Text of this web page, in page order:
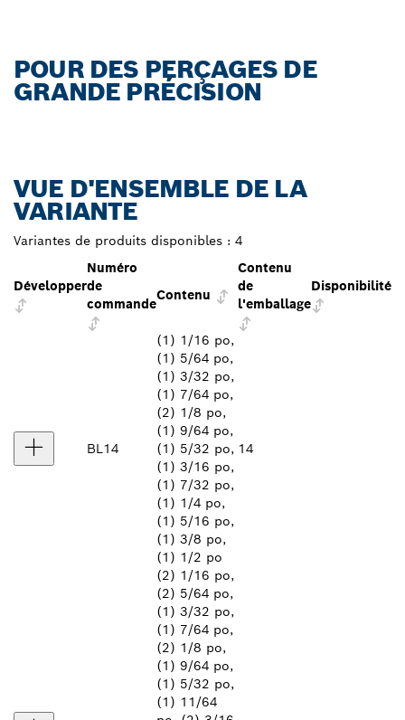
POUR DES PERÇAGES DE
GRANDE PRÉCISION
VUE D'ENSEMBLE DE LA
VARIANTE
Variantes de produits disponibles : 4
Développer
Numéro
de
commande
Contenu
Contenu
de
l'emballage
Disponibilité
BL14
(1) 1/16 po,
(1) 5/64 po,
(1) 3/32 po,
(1) 7/64 po,
(2) 1/8 po,
(1) 9/64 po,
(1) 5/32 po,
(1) 3/16 po,
(1) 7/32 po,
(1) 1/4 po,
(1) 5/16 po,
(1) 3/8 po,
(1) 1/2 po
14
(2) 1/16 po,
(2) 5/64 po,
(1) 3/32 po,
(1) 7/64 po,
(2) 1/8 po,
(1) 9/64 po,
(1) 5/32 po,
(1) 11/64